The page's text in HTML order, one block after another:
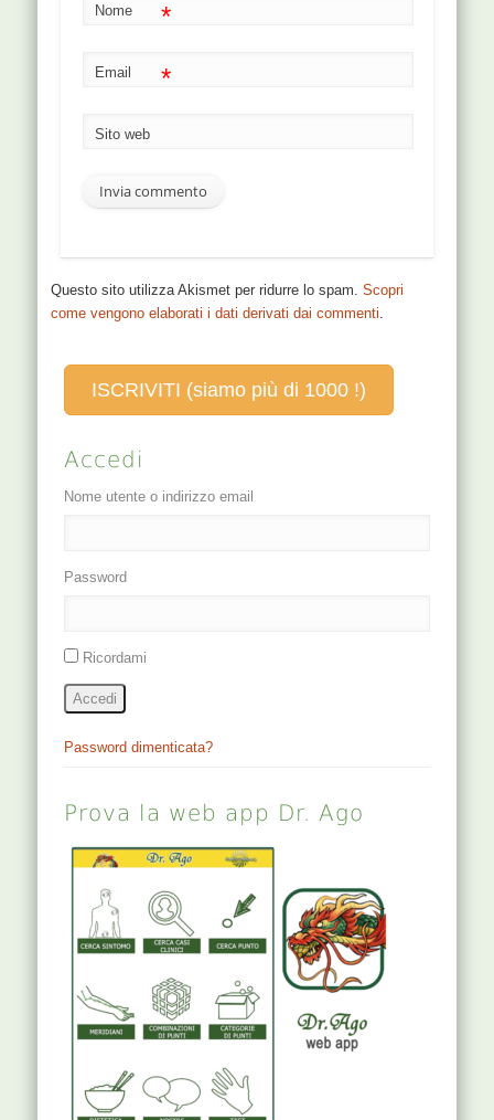
Nome *
Email *
Sito web
Questo sito utilizza Akismet per ridurre lo spam.Scopri
come vengono elaborati i dati derivati dai commenti
ISCRIVITI (siamo più di 1000 !)
Accedi
Nome utente o indirizzo email
Password
Ricordami
Accedi
Password dimenticata?
Prova la web app Dr. Ago